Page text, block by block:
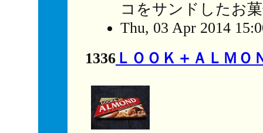
コをサンドしたお
Thu, 03 Apr 2014
1336 ＬＯＯＫ＋ＡＬＭＯ